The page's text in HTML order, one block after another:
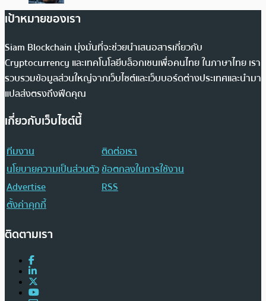
เป้าหมายของเรา
Siam Blockchain มุ่งมั่นที่จะช่วยนำเสนอสารเกี่ยวกับ
Cryptocurrency และเทคโนโลยีบล็อกเชนเพื่อคนไทย ในภาษาไทย เรา
รวบรวมข้อมูลส่วนใหญ่จากเว็บไซต์และเว็บบอร์ดต่างประเทศและนำมา
แปลส่งตรงถึงฟีดคุณ
เกี่ยวกับเว็บไซต์นี้
ทีมงาน
ติดต่อเรา
นโยบายความเป็นส่วนตัวข้อตกลงในการใช้งาน
Advertise
RSS
ตั้งค่าคุกกี้
ติดตามเรา